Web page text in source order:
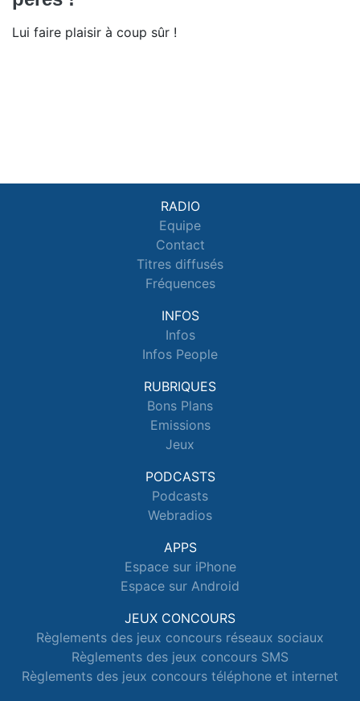
Lui faire plaisir à coup sûr !
RADIO
Equipe
Contact
Titres diffusés
Fréquences
INFOS
Infos
Infos People
RUBRIQUES
Bons Plans
Emissions
Jeux
PODCASTS
Podcasts
Webradios
APPS
Espace sur iPhone
Espace sur Android
JEUX CONCOURS
Règlements des jeux concours réseaux sociaux
Règlements des jeux concours SMS
Règlements des jeux concours téléphone et internet